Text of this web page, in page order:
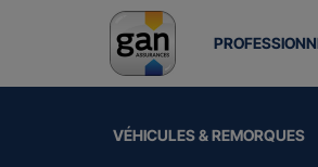
VÉHICULES & REMORQUES